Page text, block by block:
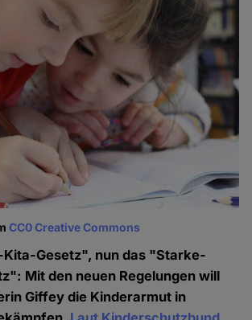
CC0 Creative Commons
Kita-Gesetz", nun das "Starke-
Mit den neuen Regelungen will
Giffey die Kinderarmut in